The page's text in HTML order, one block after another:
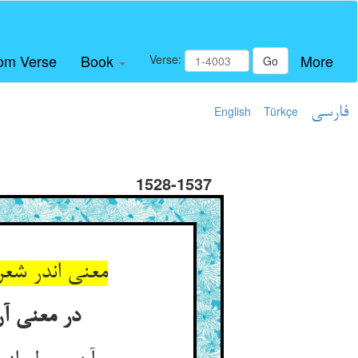
Verse Book Verse: Go More
English Türkçe فارسی
1528-1537